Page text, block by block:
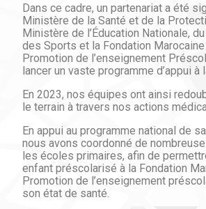
Dans ce cadre, un partenariat a été
Ministère de la Santé et de la
Ministère de l’Éducation Nationale,
des Sports et la Fondation
Promotion de l’enseignement
lancer un vaste programme d’appui à
En 2023, nos équipes ont ainsi
le terrain à travers nos actions
En appui au programme national de
nous avons coordonné de
les écoles primaires, afin de
enfant préscolarisé à la Fondation
Promotion de l’enseignement
son état de santé.